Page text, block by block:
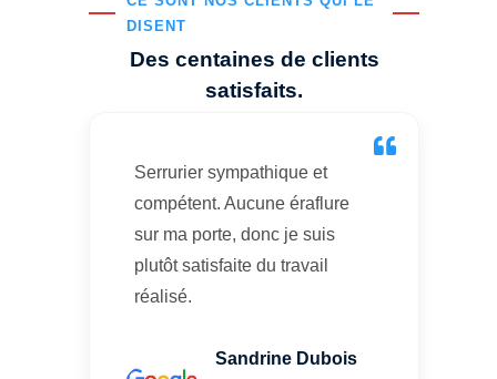
DISENT
Des centaines de clients
satisfaits.
Serrurier sympathique et
compétent. Aucune éraflure
sur ma porte, donc je suis
plutôt satisfaite du travail
réalisé.
Sandrine Dubois